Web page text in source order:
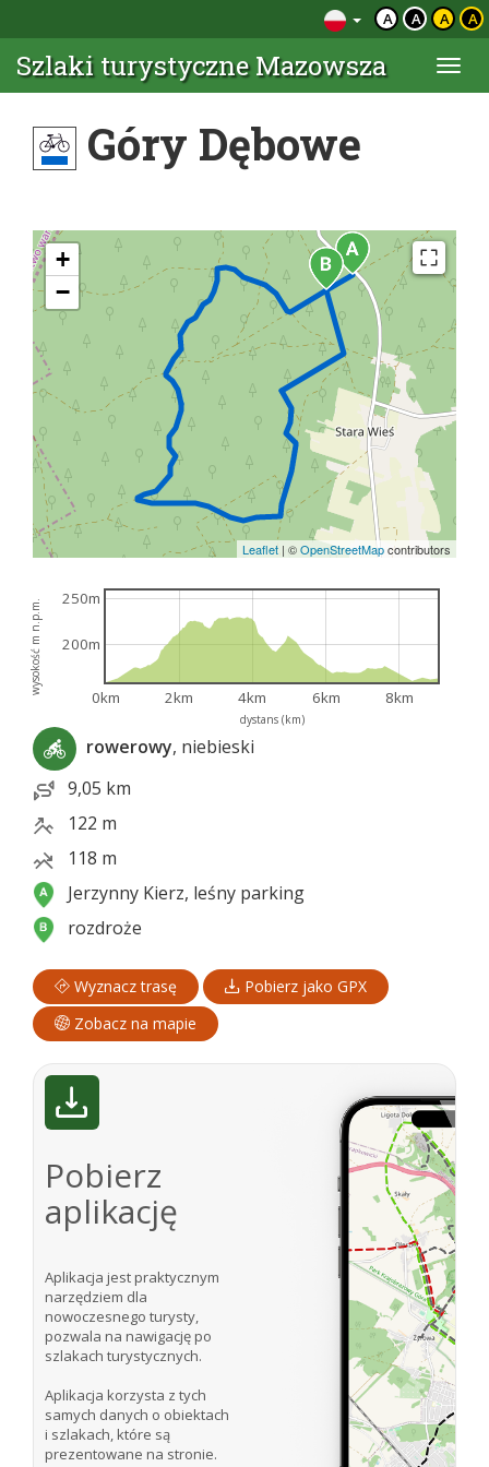
A A A A
Szlaki turystyczne Mazowsza
Góry Dębowe
+
−
Leaflet | ©OpenStreetMapcontributors
dystans (km)
wysokość m n.p.m.
0km 2km 4km 6km 8km
200m
250m
rowerowy, niebieski
9,05 km
122 m
118 m
Jerzynny Kierz, leśny parking
rozdroże
Wyznacz trasę
Pobierz jako GPX
Zobacz na mapie
Pobierz
aplikację
Aplikacja jest praktycznym
narzędziem dla
nowoczesnego turysty,
pozwala na nawigację po
szlakach turystycznych.
Aplikacja korzysta z tych
samych danych o obiektach
i szlakach, które są
prezentowane na stronie.